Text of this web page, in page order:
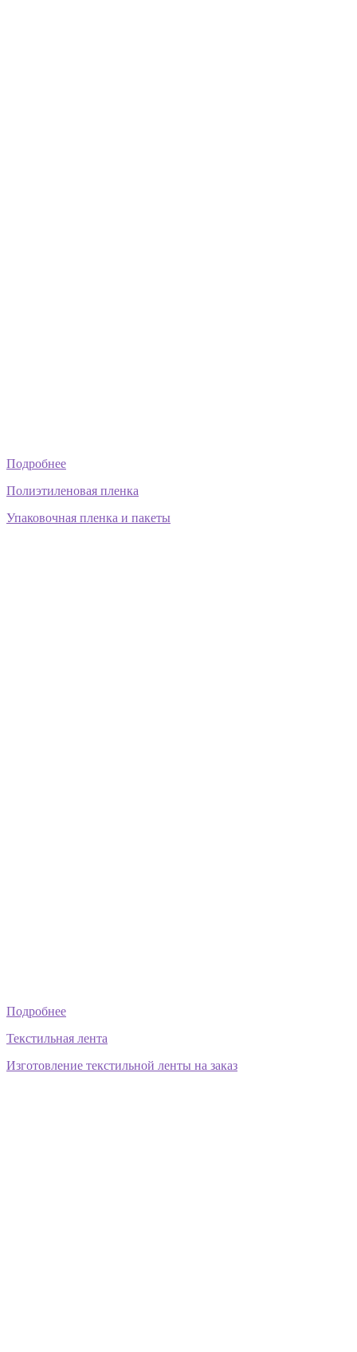
Подробнее
Полиэтиленовая пленка
Упаковочная пленка и пакеты
Подробнее
Текстильная лента
Изготовление текстильной ленты на заказ